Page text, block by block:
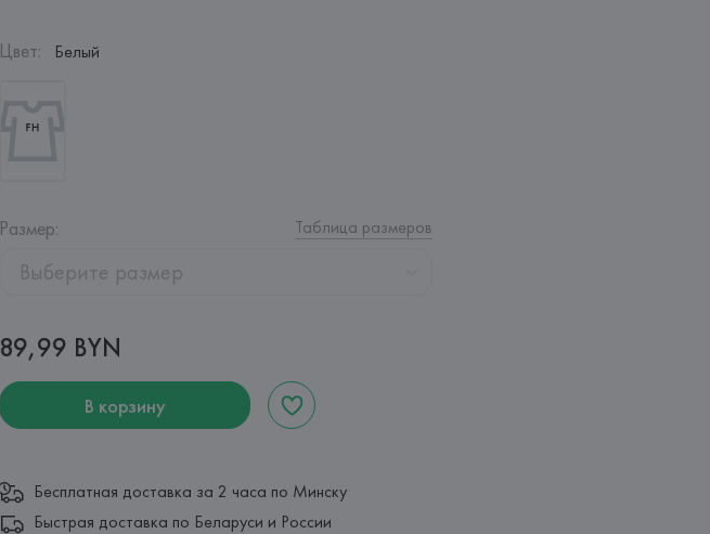
Цвет: Белый
Размер: Таблица размеров
Выберите размер
89,99 BYN
В корзину
Бесплатная доставка за 2 часа по Минску
Быстрая доставка по Беларуси и России